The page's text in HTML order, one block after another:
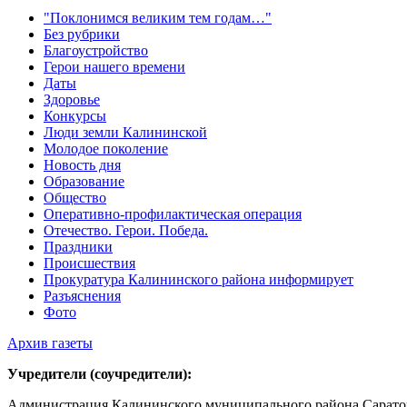
"Поклонимся великим тем годам…"
Без рубрики
Благоустройство
Герои нашего времени
Даты
Здоровье
Конкурсы
Люди земли Калининской
Молодое поколение
Новость дня
Образование
Общество
Оперативно-профилактическая операция
Отечество. Герои. Победа.
Праздники
Происшествия
Прокуратура Калининского района информирует
Разъяснения
Фото
Архив газеты
Учредители (соучредители):